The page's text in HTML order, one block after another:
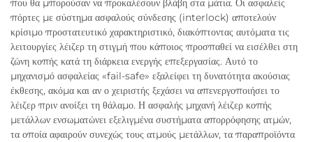
που θα μπορούσαν να προκαλέσουν βλάβη στα μάτια. Οι ασφαλείς
πόρτες με σύστημα ασφαλούς σύνδεσης (interlock) αποτελούν
κρίσιμο προστατευτικό χαρακτηριστικό, διακόπτοντας αυτόματα τις
λειτουργίες λέιζερ τη στιγμή που κάποιος προσπαθεί να εισέλθει στη
ζώνη κοπής κατά τη διάρκεια ενεργής επεξεργασίας. Αυτό το
μηχανισμό ασφαλείας «fail-safe» εξαλείφει τη δυνατότητα ακούσιας
έκθεσης, ακόμα και αν ο χειριστής ξεχάσει να απενεργοποιήσει το
λέιζερ πριν ανοίξει τη θάλαμο. Η ασφαλής μηχανή λέιζερ κοπής
μετάλλων ενσωματώνει εξελιγμένα συστήματα απορρόφησης ατμών,
τα οποία αφαιρούν συνεχώς τους ατμούς μετάλλων, τα παραπροϊόντα